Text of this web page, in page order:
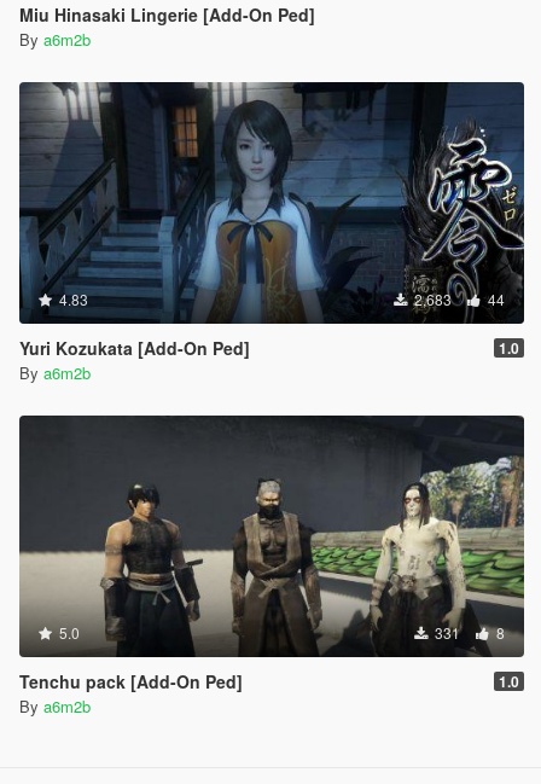
Miu Hinasaki Lingerie [Add-On Ped]
By a6m2b
4.83 2,683 44
Yuri Kozukata [Add-On Ped] 1.0
By a6m2b
5.0 331 8
Tenchu pack [Add-On Ped] 1.0
By a6m2b